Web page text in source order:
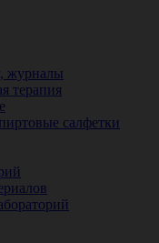
журналы
терапия
салфетки